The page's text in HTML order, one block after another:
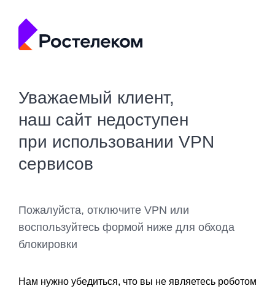
Уважаемый клиент,
наш сайт недоступен
при использовании VPN
сервисов
Пожалуйста, отключите VPN или
воспользуйтесь формой ниже для обхода
блокировки
Нам нужно убедиться, что вы не являетесь роботом